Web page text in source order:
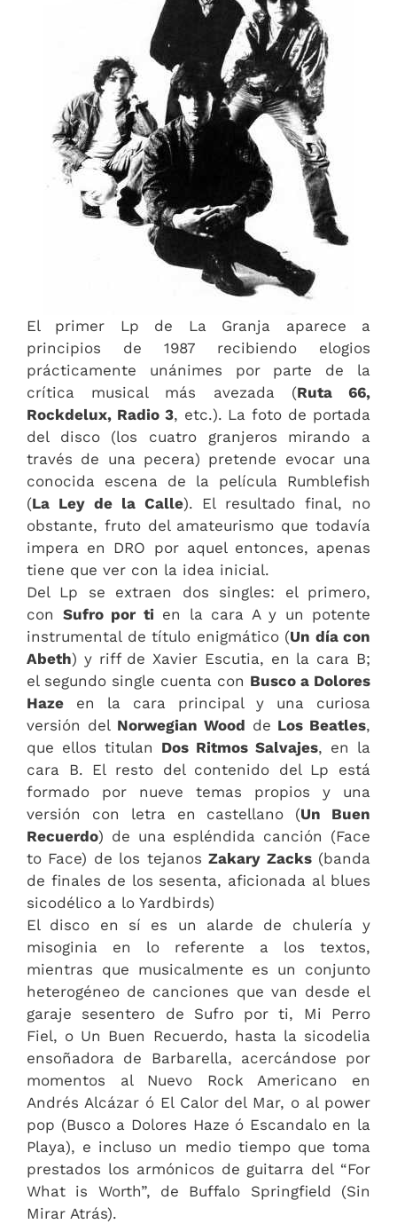
El primer Lp de La Granja aparece a
principios de 1987 recibiendo elogios
prácticamente unánimes por parte de la
crítica musical más avezada (Ruta 66,
Rockdelux, Radio 3, etc.). La foto de portada
del disco (los cuatro granjeros mirando a
través de una pecera) pretende evocar una
conocida escena de la película Rumblefish
(La Ley de la Calle). El resultado final, no
obstante, fruto del amateurismo que todavía
impera en DRO por aquel entonces, apenas
tiene que ver con la idea inicial.
Del Lp se extraen dos singles: el primero,
con Sufro por ti en la cara A y un potente
instrumental de título enigmático (Un día con
Abeth) y riff de Xavier Escutia, en la cara B;
el segundo single cuenta con Busco a Dolores
Haze en la cara principal y una curiosa
versión del Norwegian Wood de Los Beatles,
que ellos titulan Dos Ritmos Salvajes, en la
cara B. El resto del contenido del Lp está
formado por nueve temas propios y una
versión con letra en castellano (Un Buen
Recuerdo) de una espléndida canción (Face
to Face) de los tejanosZakary Zacks(banda
de finales de los sesenta, aficionada al blues
sicodélico a lo Yardbirds)
El disco en sí es un alarde de chulería y
misoginia en lo referente a los textos,
mientras que musicalmente es un conjunto
heterogéneo de canciones que van desde el
garaje sesentero de Sufro por ti, Mi Perro
Fiel, o Un Buen Recuerdo, hasta la sicodelia
ensoñadora de Barbarella, acercándose por
momentos al Nuevo Rock Americano en
Andrés Alcázar ó El Calor del Mar, o al power
pop (Busco a Dolores Haze ó Escandalo en la
Playa), e incluso un medio tiempo que toma
prestados los armónicos de guitarra del “For
What is Worth”, de Buffalo Springfield (Sin
Mirar Atrás).